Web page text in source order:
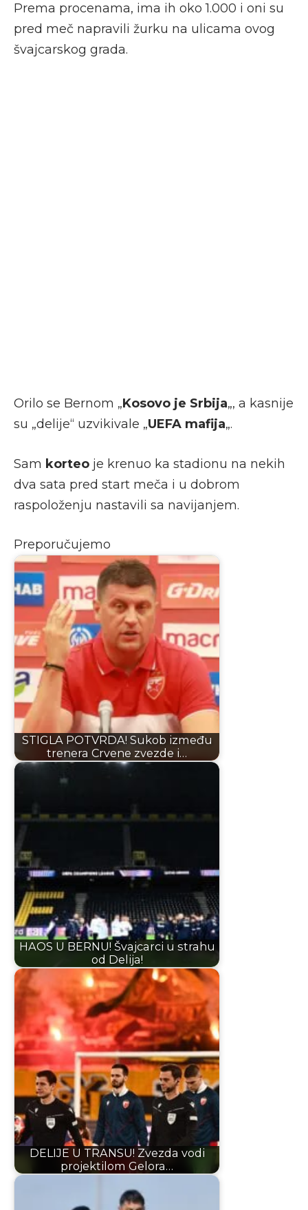
Prema procenama, ima ih oko 1.000 i oni su
pred meč napravili žurku na ulicama ovog
švajcarskog grada.
Orilo se Bernom „Kosovo je Srbija„, a kasnije
su „delije“ uzvikivale „UEFA mafija„.
Sam korteo je krenuo ka stadionu na nekih
dva sata pred start meča i u dobrom
raspoloženju nastavili sa navijanjem.
Preporučujemo
STIGLA POTVRDA! Sukob između
trenera Crvene zvezde i…
HAOS U BERNU! Švajcarci u strahu
od Delija!
DELIJE U TRANSU! Zvezda vodi
projektilom Gelora…